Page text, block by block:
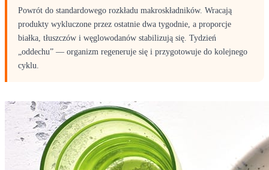
Powrót do standardowego rozkładu makroskładników. Wracają
produkty wykluczone przez ostatnie dwa tygodnie, a proporcje
białka, tłuszczów i węglowodanów stabilizują się. Tydzień
„oddechu” — organizm regeneruje się i przygotowuje do kolejnego
cyklu.